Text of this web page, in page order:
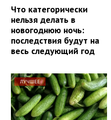
Что категорически
нельзя делать в
новогоднюю ночь:
последствия будут на
весь следующий год
ЛУЧШЕЕ